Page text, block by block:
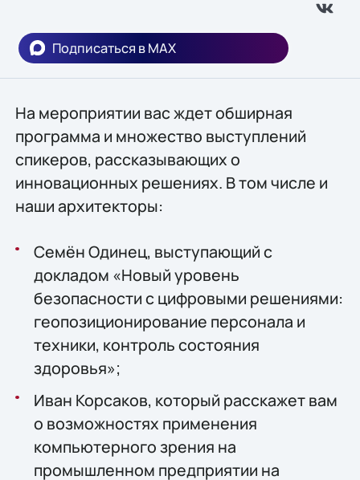
Подписаться в MAX
На мероприятии вас ждет обширная
программа и множество выступлений
спикеров, рассказывающих о
инновационных решениях. В том числе и
наши архитекторы:
Семён Одинец, выступающий с
докладом «Новый уровень
безопасности с цифровыми решениями:
геопозиционирование персонала и
техники, контроль состояния
здоровья»;
Иван Корсаков, который расскажет вам
о возможностях применения
компьютерного зрения на
промышленном предприятии на